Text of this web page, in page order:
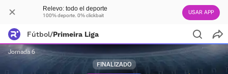
Relevo: todo el deporte
100% deporte. 0% clickbait USAR APP
Fútbol/Primeira Liga
Jornada 6
FINALIZADO